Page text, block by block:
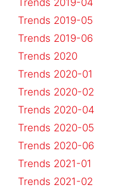
Trends 2019-05
Trends 2019-06
Trends 2020
Trends 2020-01
Trends 2020-02
Trends 2020-04
Trends 2020-05
Trends 2020-06
Trends 2021-01
Trends 2021-02